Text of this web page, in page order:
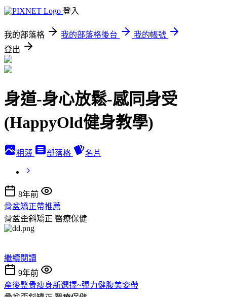
登入
我的部落格 我的部落格後台
我的帳號
登出
身道-身心放鬆-感同身受
(HappyOld健身教學)
相簿 部落格 名片
8年前
骨盆矯正帶推薦
骨盆歪斜矯正 醫療保健
繼續閱讀
9年前
產後整骨瘦身新選擇~彈力健腹美姿帶